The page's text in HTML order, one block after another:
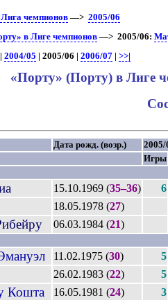
Лига чемпионов—> 2005/06
в Лиге чемпионов—> 2005/06:
2004/05 | 2005/06 | 2006/07| >>|
«Порту» (Порту) в Лиге
Дата рожд. (возр.)
2005/
Игры
15.10.1969 (35–36)
6
18.05.1978 (27)
06.03.1984 (21)
11.02.1975 (30)
5
26.02.1983 (22)
5
Кошта 16.05.1981 (24)
3